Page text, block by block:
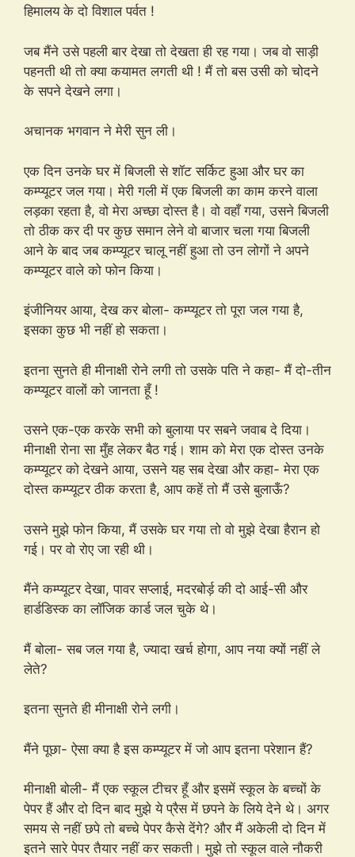
हिमालय के दो विशाल पर्वत !
जब मैंने उसे पहली बार देखा तो देखता ही रह गया। जब वो साड़ी
पहनती थी तो क्या कयामत लगती थी ! मैं तो बस उसी को चोदने
के सपने देखने लगा।
अचानक भगवान ने मेरी सुन ली।
एक दिन उनके घर में बिजली से शॉट सर्किट हुआ और घर का
कम्प्यूटर जल गया। मेरी गली में एक बिजली का काम करने वाला
लड़का रहता है, वो मेरा अच्छा दोस्त है। वो वहाँ गया, उसने बिजली
तो ठीक कर दी पर कुछ समान लेने वो बाजार चला गया बिजली
आने के बाद जब कम्प्यूटर चालू नहीं हुआ तो उन लोगों ने अपने
कम्प्यूटर वाले को फोन किया।
इंजीनियर आया, देख कर बोला- कम्प्यूटर तो पूरा जल गया है,
इसका कुछ भी नहीं हो सकता।
इतना सुनते ही मीनाक्षी रोने लगी तो उसके पति ने कहा- मैं दो-तीन
कम्प्यूटर वालों को जानता हूँ !
उसने एक-एक करके सभी को बुलाया पर सबने जवाब दे दिया।
मीनाक्षी रोना सा मुँह लेकर बैठ गई। शाम को मेरा एक दोस्त उनके
कम्प्यूटर को देखने आया, उसने यह सब देखा और कहा- मेरा एक
दोस्त कम्प्यूटर ठीक करता है, आप कहें तो मैं उसे बुलाऊँ?
उसने मुझे फोन किया, मैं उसके घर गया तो वो मुझे देखा हैरान हो
गई। पर वो रोए जा रही थी।
मैंने कम्प्यूटर देखा, पावर सप्लाई, मदरबोर्ड़ की दो आई-सी और
हार्डडिस्क का लॉजिक कार्ड जल चुके थे।
मैं बोला- सब जल गया है, ज्यादा खर्च होगा, आप नया क्यों नहीं ले
लेते?
इतना सुनते ही मीनाक्षी रोने लगी।
मैंने पूछा- ऐसा क्या है इस कम्प्यूटर में जो आप इतना परेशान हैं?
मीनाक्षी बोली- मैं एक स्कूल टीचर हूँ और इसमें स्कूल के बच्चों के
पेपर हैं और दो दिन बाद मुझे ये प्रैस में छपने के लिये देने थे। अगर
समय से नहीं छपे तो बच्चे पेपर कैसे देंगे? और मैं अकेली दो दिन में
इतने सारे पेपर तैयार नहीं कर सकती। मुझे तो स्कूल वाले नौकरी